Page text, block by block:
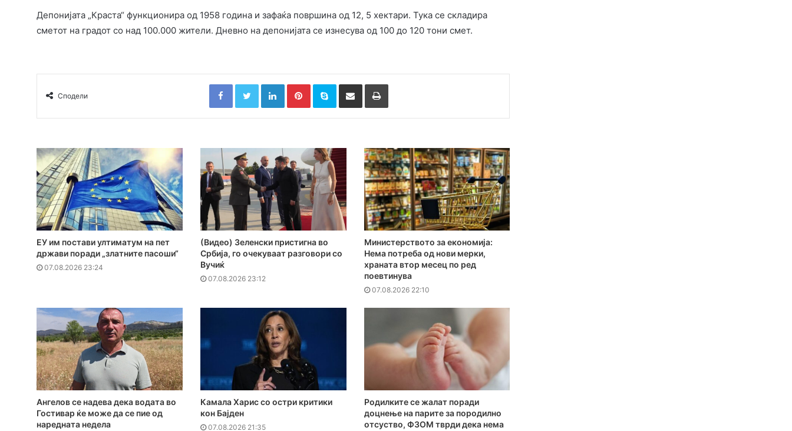
Депонијата „Краста“ функционира од 1958 година и зафаќа површина од 12, 5 хектари. Тука се складира
сметот на градот со над 100.000 жители. Дневно на депонијата се изнесува од 100 до 120 тони смет.
Сподели
FacebookTwitterLinkedInPinterestSkype Сподели преку Е-маил Испринтај
ЕУ им постави ултиматум на пет
држави поради „златните пасоши“
07.08.2026 23:24
(Видео) Зеленски пристигна во
Србија, го очекуваат разговори со
Вучиќ
07.08.2026 23:12
Министерството за економија:
Нема потреба од нови мерки,
храната втор месец по ред
поевтинува
07.08.2026 22:10
Ангелов се надева дека водата во
Гостивар ќе може да се пие од
наредната недела
Камала Харис со остри критики
кон Бајден
07.08.2026 21:35
Родилките се жалат поради
доцнење на парите за породилно
отсуство, ФЗОМ тврди дека нема